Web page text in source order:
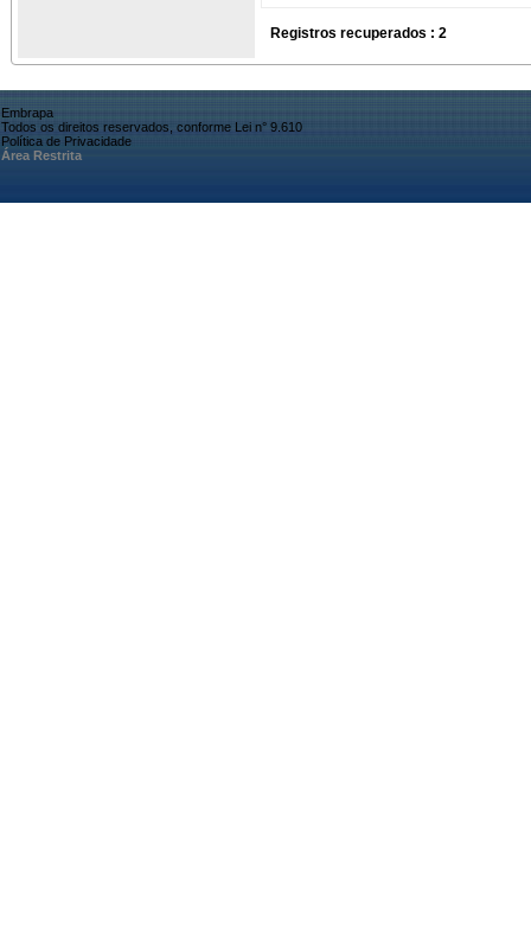
Registros recuperados : 2
Embrapa
Todos os direitos reservados, conforme Lei n° 9.610
Política de Privacidade
Área Restrita